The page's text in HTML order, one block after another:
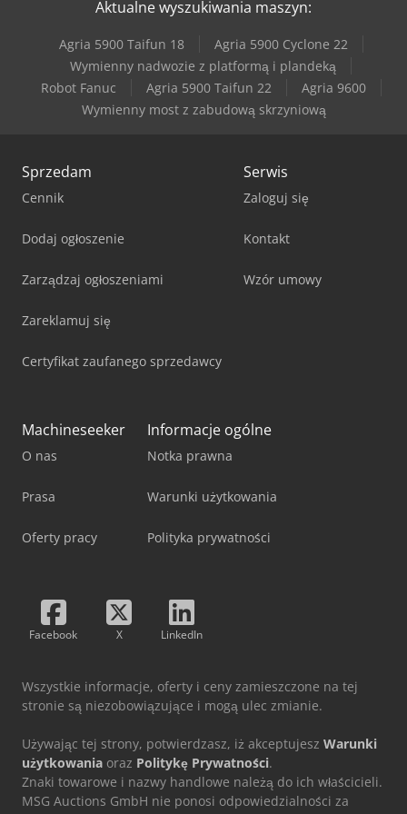
Manitou Mt 1840
Manitou Mt 420 H
Manitou Mt 625 H
Aktualne wyszukiwania maszyn:
Agria 5900 Taifun 18
Agria 5900 Cyclone 22
Wymienny nadwozie z platformą i plandeką
Robot Fanuc
Agria 5900 Taifun 22
Agria 9600
Wymienny most z zabudową skrzyniową
Sprzedam
Cennik
Dodaj ogłoszenie
Zarządzaj ogłoszeniami
Zareklamuj się
Certyfikat zaufanego sprzedawcy
Serwis
Zaloguj się
Kontakt
Wzór umowy
Machineseeker
O nas
Prasa
Oferty pracy
Informacje ogólne
Notka prawna
Warunki użytkowania
Polityka prywatności
Facebook X LinkedIn
Wszystkie informacje, oferty i ceny zamieszczone na tej
stronie są niezobowiązujące i mogą ulec zmianie.
Używając tej strony, potwierdzasz, iż akceptujesz Warunki
użytkowania oraz Politykę Prywatności.
Znaki towarowe i nazwy handlowe należą do ich właścicieli.
MSG Auctions GmbH nie ponosi odpowiedzialności za